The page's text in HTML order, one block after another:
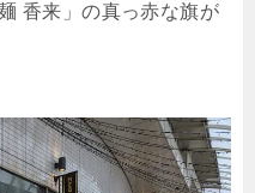
香来」の真っ赤な旗が